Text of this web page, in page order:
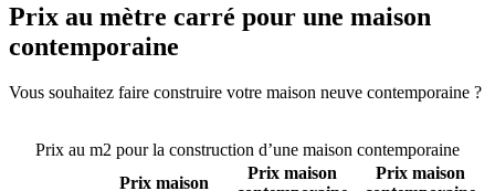
Prix au mètre carré pour une maison
contemporaine
Vous souhaitez faire construire votre maison neuve contemporaine ?
Prix au m2 pour la construction d’une maison contemporaine
Prix maison
Prix maison
Prix maison